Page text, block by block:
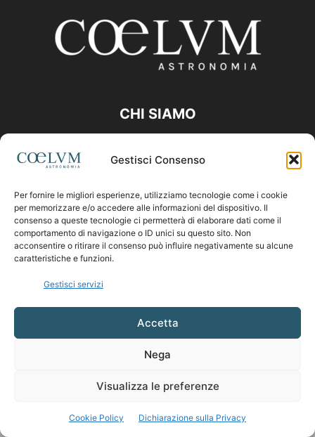
Gestisci Consenso
Per fornire le migliori esperienze, utilizziamo tecnologie come i cookie
per memorizzare e/o accedere alle informazioni del dispositivo. Il
consenso a queste tecnologie ci permetterà di elaborare dati come il
comportamento di navigazione o ID unici su questo sito. Non
acconsentire o ritirare il consenso può influire negativamente su alcune
caratteristiche e funzioni.
Gestisci servizi
Accetta
Nega
Visualizza le preferenze
Cookie Policy Dichiarazione sulla Privacy
CHI SIAMO
Contattaci:coelumastro@coelum.com
SEGUICI